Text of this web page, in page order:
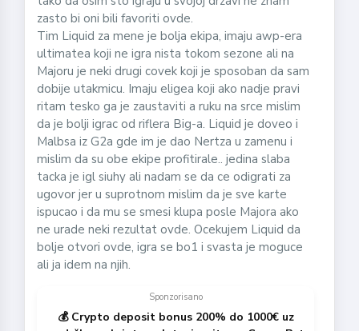
zasto bi oni bili favoriti ovde.
Tim Liquid za mene je bolja ekipa, imaju awp-era
ultimatea koji ne igra nista tokom sezone ali na
Majoru je neki drugi covek koji je sposoban da sam
dobije utakmicu. Imaju eligea koji ako nadje pravi
ritam tesko ga je zaustaviti a ruku na srce mislim
da je bolji igrac od riflera Big-a. Liquid je doveo i
Malbsa iz G2a gde im je dao Nertza u zamenu i
mislim da su obe ekipe profitirale.. jedina slaba
tacka je igl siuhy ali nadam se da ce odigrati za
ugovor jer u suprotnom mislim da je sve karte
ispucao i da mu se smesi klupa posle Majora ako
ne urade neki rezultat ovde. Ocekujem Liquid da
bolje otvori ovde, igra se bo1 i svasta je moguce
ali ja idem na njih.
Sponzorisano
💰 Crypto deposit bonus 200% do 1000€ uz